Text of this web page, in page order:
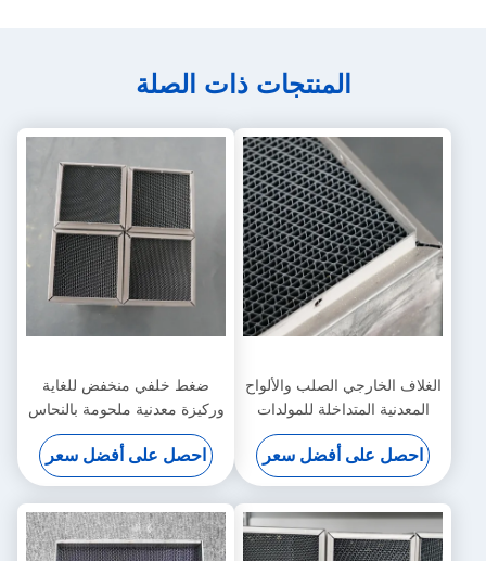
المنتجات ذات الصلة
الغلاف الخارجي الصلب والألواح
المعدنية المتداخلة للمولدات
الطارئة الثابتة
احصل على أفضل سعر
ضغط خلفي منخفض للغاية
وركيزة معدنية ملحومة بالنحاس
لتوربينات الغاز الصناعية
احصل على أفضل سعر